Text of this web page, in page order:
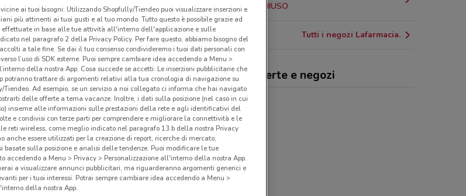
tua zona. Riprova più tardi.
18.9 km
CHIUSO
Tutti i negozi Lafarmacia.
Lafarmacia., offerte e negozi
ai tuoi bisogni: Utilizzando Shopfully/Tiendeo puoi visualizzare inserzioni e
più attinenti ai tuoi gusti e al tuo mondo. Tutto questo è possibile grazie ad
in base alle tue attività all'interno dell'applicazione e sulle
nel paragrafo 2 della Privacy Policy. Per fare questo, abbiamo bisogno del
a tale fine. Se dai il tuo consenso condivideremo i tuoi dati personali con
l’uso di SDK esterne. Puoi sempre cambiare idea accedendo a Menu >
della nostra App. Cosa succede se accetti: Le inserzioni pubblicitarie che
potranno trattare di argomenti relativi alla tua cronologia di navigazione su
Ad esempio, se un servizio a noi collegato ci informa che hai navigato
delle offerte a tema vacanze. Inoltre, i dati sulla posizione (nel caso in cui
insieme alle informazioni sulle prestazioni della rete e agli identificativi del
e condivisi con terze parti per comprendere e migliorare la connettività e le
reti wireless, come meglio indicato nel paragrafo 13.b della nostra Privacy
anche essere utilizzati per la creazione di report, ricerche di mercato,
basate sulla posizione e analisi delle tendenze. Puoi modificare le tue
accedendo a Menu > Privacy > Personalizzazione all'interno della nostra App.
a visualizzare annunci pubblicitari, ma riguarderanno argomenti generici e
per i tuoi interessi. Potrai sempre cambiare idea accedendo a Menu >
della nostra App.